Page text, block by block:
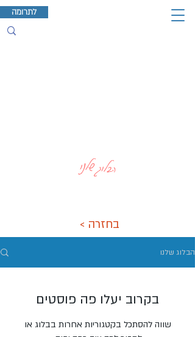
לתרומה
הבלוג שלנו
< בחזרה
הבלוג שלנו
בקרוב יעלו פה פוסטים
שווה להסתכל בקטגוריות אחרות בבלוג או